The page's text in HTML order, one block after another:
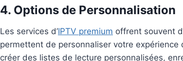
4. Options de Personnalisation
Les services d’IPTV premium offrent souvent
permettent de personnaliser votre
créer des listes de lecture personnalisées,